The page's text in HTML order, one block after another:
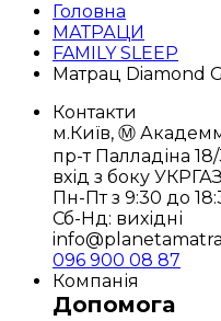
Головна
МАТРАЦИ
FAMILY SLEEP
Матрац Diamond
Контакти
м.Київ, Ⓜ️
пр-т Палладіна
вхід з боку
Пн-Пт з 9:30 до
Сб-Нд: вихідні
096 900 08 87
Компанія
Допомога